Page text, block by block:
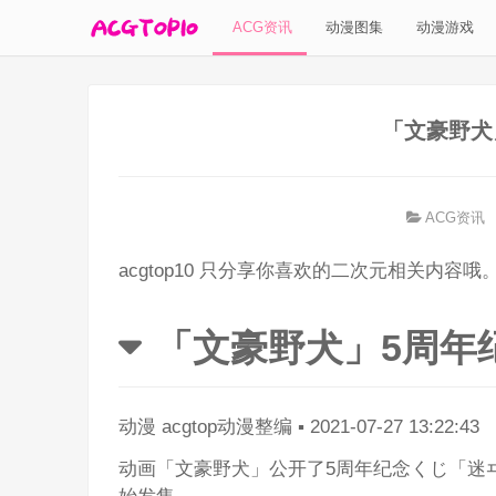
ACG资讯 动漫图集 动漫游戏
「文豪野
ACG资讯
acgtop10 只分享你喜欢的二次元相关内容哦
「文豪野犬」5周
动漫 acgtop动漫整编 ▪ 2021-07-27 13:22:43
动画「文豪野犬」公开了5周年纪念くじ「